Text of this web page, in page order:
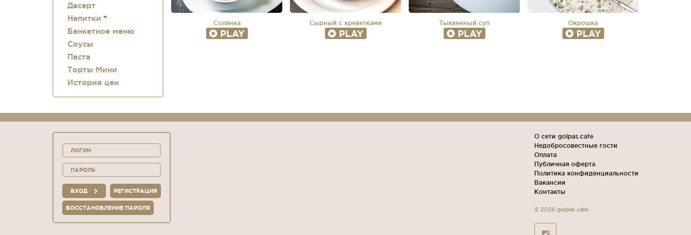
Десерт
Напитки
Банкетное меню
Соусы
Паста
Торты Мини
История цен
Солянка
PLAY
Сырный с креветками
PLAY
Тыквенный суп
PLAY
Окрошка
PLAY
ВХОД РЕГИСТРАЦИЯ
ВОССТАНОВЛЕНИЕ ПАРОЛЯ
О сети golpas.cafe
Недобросовестные гости
Оплата
Публичная оферта
Политика конфиденциальности
Вакансии
Контакты
© 2026 golpas.cafe